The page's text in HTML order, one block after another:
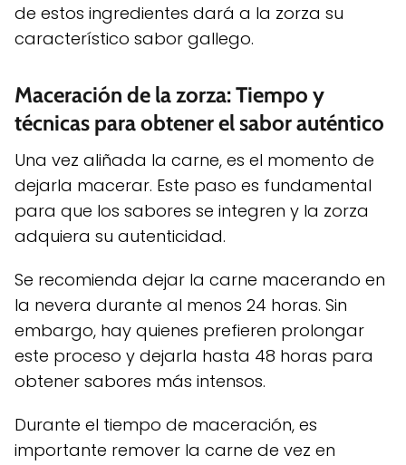
de estos ingredientes dará a la zorza su
característico sabor gallego.
Maceración de la zorza: Tiempo y
técnicas para obtener el sabor auténtico
Una vez aliñada la carne, es el momento de
dejarla macerar. Este paso es fundamental
para que los sabores se integren y la zorza
adquiera su autenticidad.
Se recomienda dejar la carne macerando en
la nevera durante al menos 24 horas. Sin
embargo, hay quienes prefieren prolongar
este proceso y dejarla hasta 48 horas para
obtener sabores más intensos.
Durante el tiempo de maceración, es
importante remover la carne de vez en